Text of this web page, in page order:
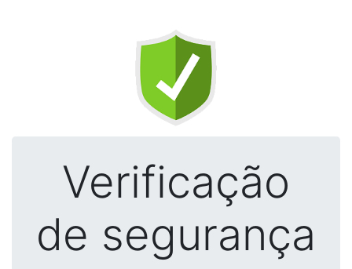
Verificação
de segurança